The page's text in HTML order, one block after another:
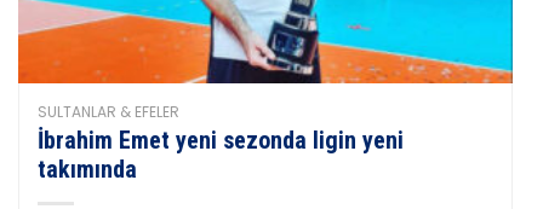
SULTANLAR & EFELER
İbrahim Emet yeni sezonda ligin yeni
takımında